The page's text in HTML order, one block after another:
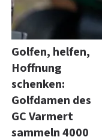
Golfen, helfen,
Hoffnung
schenken:
Golfdamen des
GC Varmert
sammeln 4000